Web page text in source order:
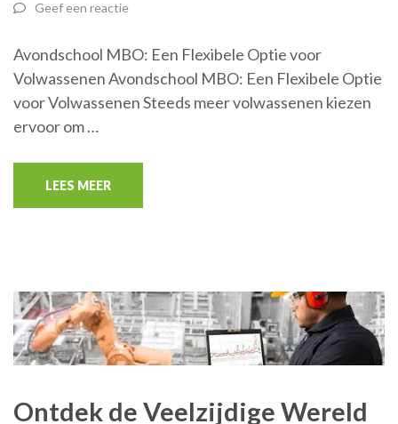
Geef een reactie
Avondschool MBO: Een Flexibele Optie voor
Volwassenen Avondschool MBO: Een Flexibele Optie
voor Volwassenen Steeds meer volwassenen kiezen
ervoor om …
LEES MEER
Ontdek de Veelzijdige Wereld